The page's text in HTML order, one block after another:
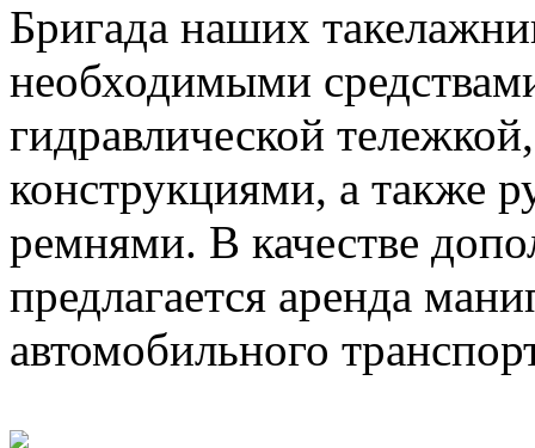
Бригада наших
необходимыми
гидравлической
конструкциями, а также
ремнями. В качестве
предлагается аренда
автомобильного